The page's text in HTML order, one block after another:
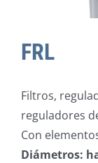
FRL
Filtros,
reguladores
Con
Diámetros: